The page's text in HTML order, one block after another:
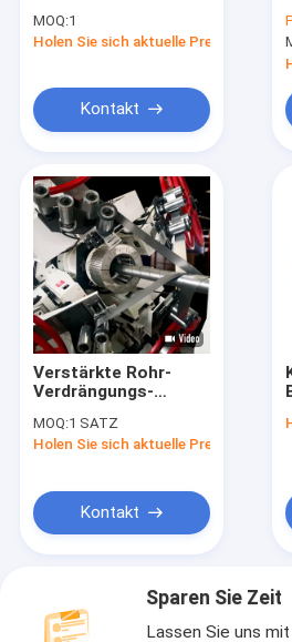
flexibles Rohr an
Land
MOQ:1
Holen Sie sich aktuelle Preis
Kontakt
Verstärkte Rohr-
Verdrängungs-
RTP für Öl und Gas
MOQ:1 SATZ
Holen Sie sich aktuelle Preis
Kontakt
Sparen Sie Zeit
Lassen Sie uns